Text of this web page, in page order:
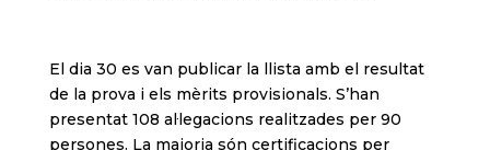
El dia 30 es van publicar la llista amb el resultat
de la prova i els mèrits provisionals. S’han
presentat 108 al·legacions realitzades per 90
persones. La majoria són certificacions per